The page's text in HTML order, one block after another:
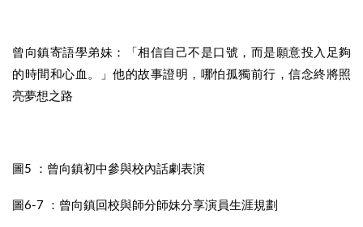
曾向鎮寄語學弟妹：「相信自己不是口號，而是願意投入足夠
的時間和心血。」他的故事證明，哪怕孤獨前行，信念終將照
亮夢想之路
圖5 ：曾向鎮初中參與校內話劇表演
圖6-7 ：曾向鎮回校與師分師妹分享演員生涯規劃